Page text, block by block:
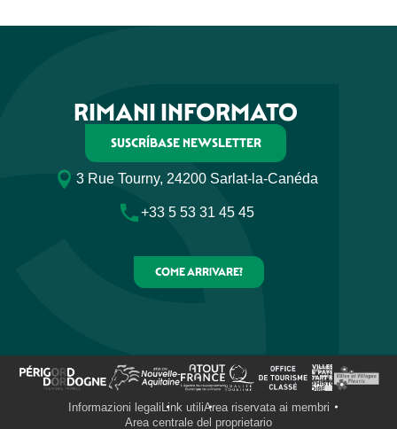
RIMANI INFORMATO
SUSCRÍBASE NEWSLETTER
3 Rue Tourny, 24200 Sarlat-la-Canéda
+33 5 53 31 45 45
COME ARRIVARE?
Informazioni legaliLink utiliArea riservata ai membri
Area centrale del proprietario